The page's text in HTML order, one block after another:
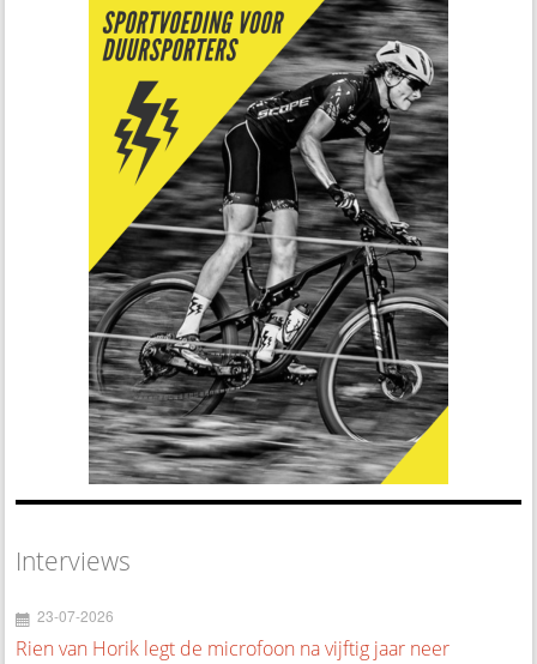
Interviews
23-07-2026
Rien van Horik legt de microfoon na vijftig jaar neer